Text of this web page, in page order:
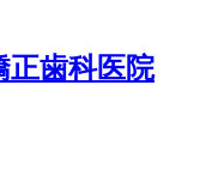
正歯科医院